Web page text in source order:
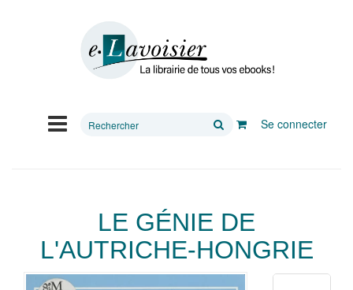
Rechercher
Se connecter
LE GÉNIE DE
L'AUTRICHE-HONGRIE